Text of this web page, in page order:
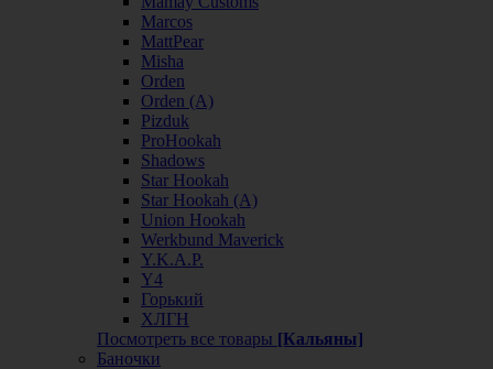
Marcos
MattPear
Misha
Orden
Orden (А)
Pizduk
ProHookah
Shadows
Star Hookah
Star Hookah (А)
Union Hookah
Werkbund Maverick
Y.K.A.P.
Y4
Горький
ХЛГН
Посмотреть все товары [Кальяны]
Баночки